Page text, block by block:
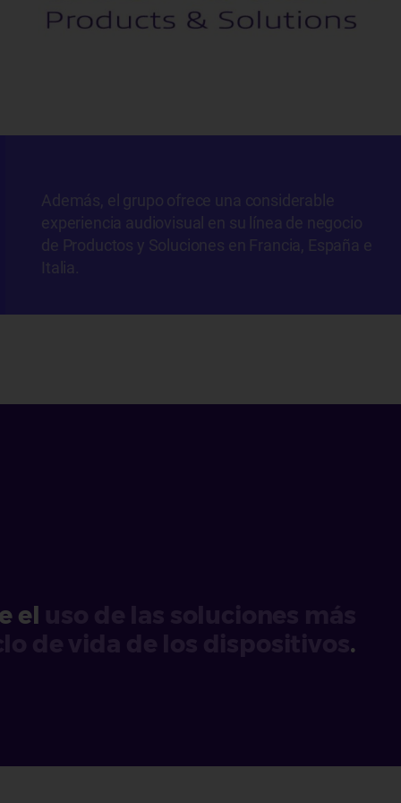
Además, el grupo ofrece una considerable
experiencia audiovisual en su línea de negocio
de Productos y Soluciones en Francia, España e
Italia.
el
.